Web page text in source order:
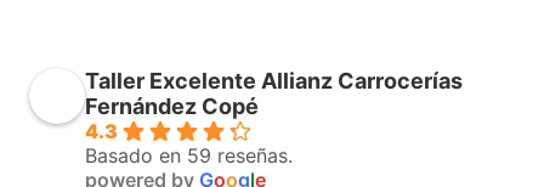
Taller Excelente Allianz Carrocerías
Fernández Copé
4.3
Basado en 59 reseñas.
powered by Google